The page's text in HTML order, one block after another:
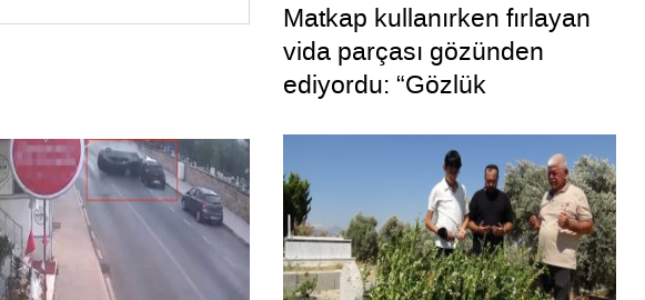
Matkap kullanırken fırlayan
vida parçası gözünden
ediyordu: “Gözlük